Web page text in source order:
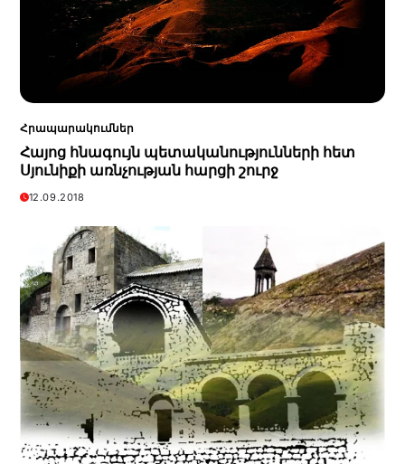
Հրապարակումներ
Հայոց հնագույն պետականությունների հետ
Սյունիքի առնչության հարցի շուրջ
12.09.2018